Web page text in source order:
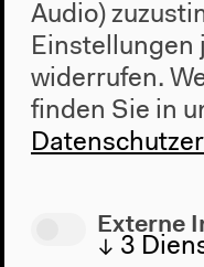
Audio)
Einstellungen
widerrufen.
finden Sie in
Externe
↓ 3